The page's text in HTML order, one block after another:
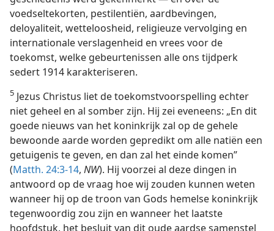
voedseltekorten, pestilentiën, aardbevingen,
deloyaliteit, wetteloosheid, religieuze vervolging en
internationale verslagenheid en vrees voor de
toekomst, welke gebeurtenissen alle ons tijdperk
sedert 1914 karakteriseren.
5 Jezus Christus liet de toekomstvoorspelling echter
niet geheel en al somber zijn. Hij zei eveneens: „En dit
goede nieuws van het koninkrijk zal op de gehele
bewoonde aarde worden gepredikt om alle natiën een
getuigenis te geven, en dan zal het einde komen”
(Matth. 24:3-14, NW). Hij voorzei al deze dingen in
antwoord op de vraag hoe wij zouden kunnen weten
wanneer hij op de troon van Gods hemelse koninkrijk
tegenwoordig zou zijn en wanneer het laatste
hoofdstuk, het besluit van dit oude aardse samenstel